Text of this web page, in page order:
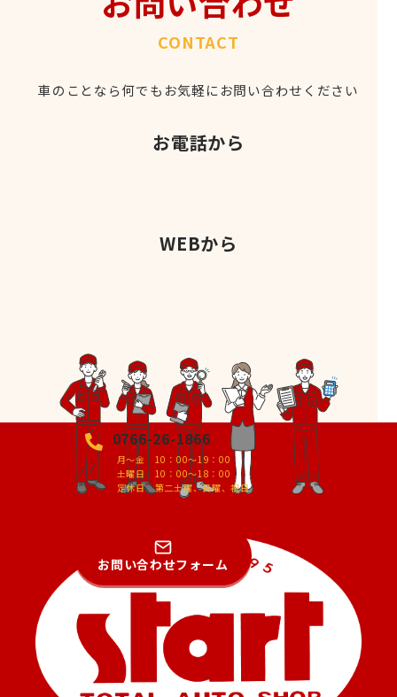
CONTACT
車のことなら何でもお気軽にお問い合わせください
お電話から
0766-26-1866
月～金 10：00～19：00
土曜日 10：00～18：00
定休日 第二土曜、日曜、祝日
WEBから
お問い合わせフォーム